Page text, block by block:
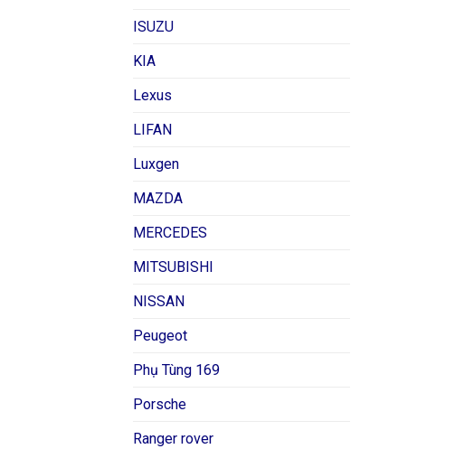
ISUZU
KIA
Lexus
LIFAN
Luxgen
MAZDA
MERCEDES
MITSUBISHI
NISSAN
Peugeot
Phụ Tùng 169
Porsche
Ranger rover